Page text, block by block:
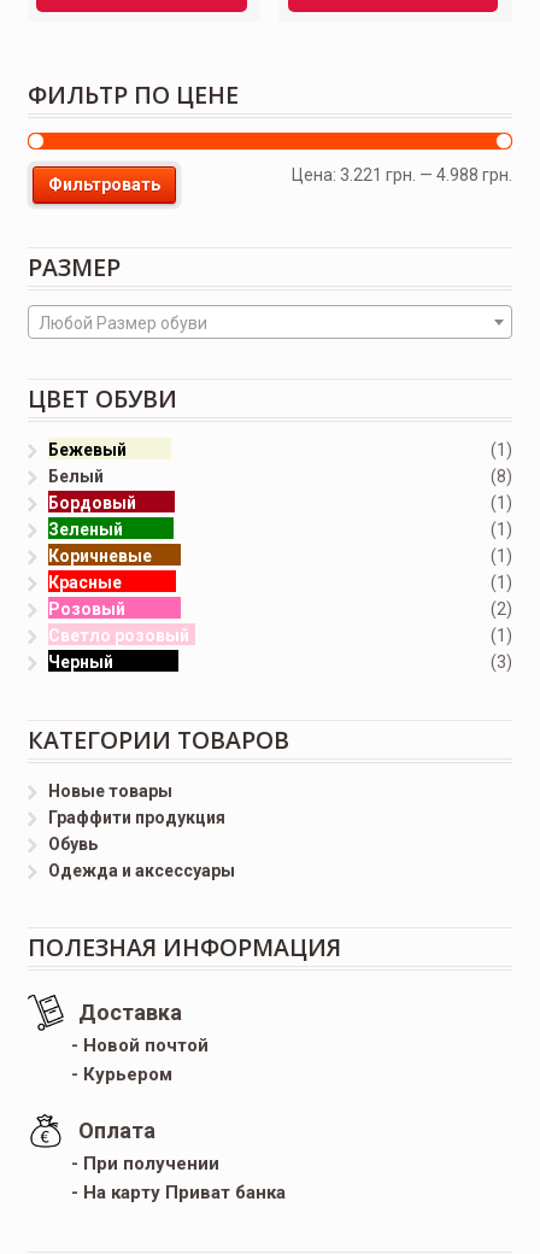
ФИЛЬТР ПО ЦЕНЕ
Фильтровать
Цена:3.221 грн. —4.988 грн.
РАЗМЕР
Любой Размер обуви
ЦВЕТ ОБУВИ
Бежевый
(1)
Белый
(8)
Бордовый
(1)
Зеленый
(1)
Коричневые
(1)
Красные
(1)
Розовый
(2)
Светло розовый
(1)
Черный
(3)
КАТЕГОРИИ ТОВАРОВ
Новые товары
Граффити продукция
Обувь
Одежда и аксессуары
ПОЛЕЗНАЯ ИНФОРМАЦИЯ
Доставка
- Новой почтой
- Курьером
Оплата
- При получении
- На карту Приват банка